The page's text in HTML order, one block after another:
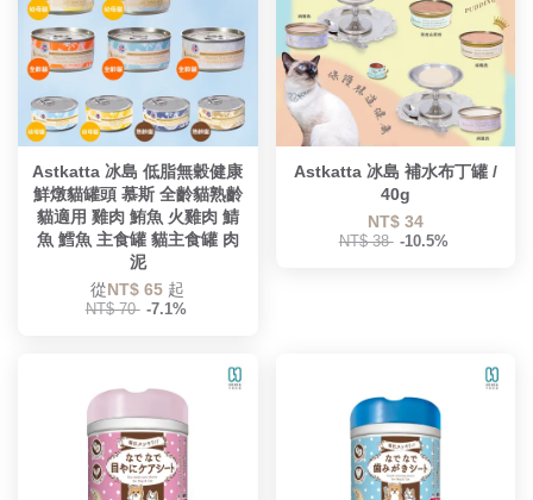
Astkatta 冰島 低脂無穀健康
鮮燉貓罐頭 慕斯 全齡貓熟齡
貓適用 雞肉 鮪魚 火雞肉 鯖
魚 鱈魚 主食罐 貓主食罐 肉
泥
從NT$ 65 起
NT$ 70 -7.1%
Astkatta 冰島 補水布丁罐 /
40g
NT$ 34
NT$ 38 -10.5%